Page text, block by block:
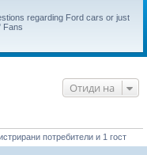
regarding Ford cars or just
Fans
Отиди на
потребители и 1 гост